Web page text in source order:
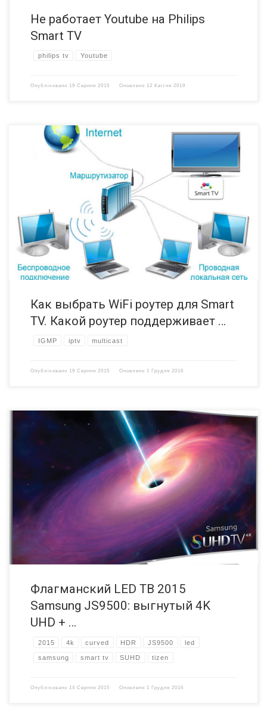
Не работает Youtube на Philips
Smart TV
philips tv Youtube
Опубліковано 19 Серпня 2015 Оновлено 12 Квітня 2019
Купить телевизор со смарт тв – задача не из легких. Но чтобы все
сервисы работали гладко и быстро, нужен хороший WiFi роутер.
Неважно, как Вы подключите – через кабель или через
беспроводную сеть, устройство, через которое смарт тв будет
выходить в Интернет должно обладать некоторыми специальными
функциями. Некоторые пользователи сталкиваются […]
Как выбрать WiFi роутер для Smart
TV. Какой роутер поддерживает …
IGMP iptv multicast
Опубліковано 19 Серпня 2015 Оновлено 1 Грудня 2016
Samsung представили свой модельный ряд LED ТВ 2015 года на
Международной выставке электроники CES в Лас Вегасе. Учитывая
то, насколько сильно Северо-Корейский производитель
раскручивал ультра HD (UHD) и выгнутые экраны в 2014 году, ни
для кого не стало сюрпризом, что эти две технологии воплотились
в серию телевизоров Samsung J в 2015 году. […]
Флагманский LED ТВ 2015
Samsung JS9500: выгнутый 4K
UHD + …
2015 4k curved HDR JS9500 led
samsung smart tv SUHD tizen
Опубліковано 14 Серпня 2015 Оновлено 1 Грудня 2016